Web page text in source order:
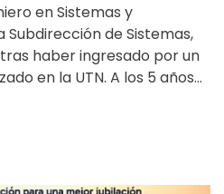
en Sistemas y
de Sistemas,
haber ingresado por un
en la UTN. A los 5 años…